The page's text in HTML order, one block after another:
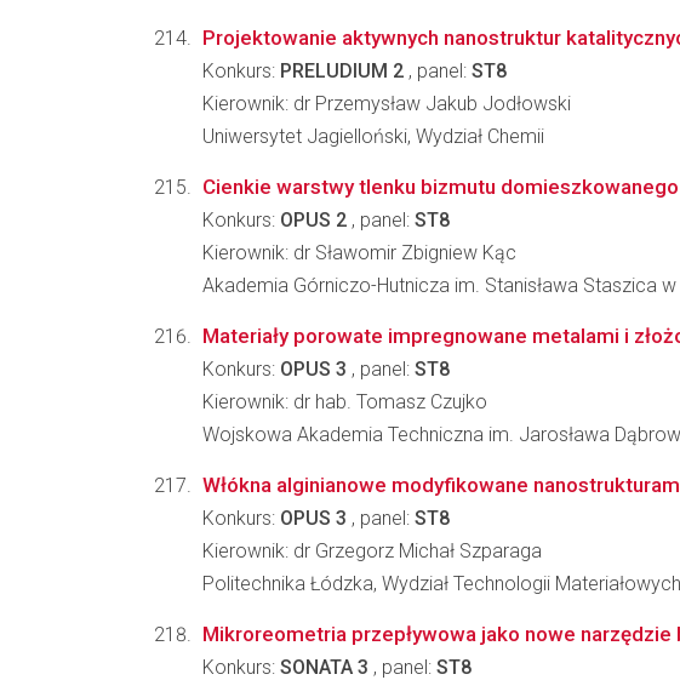
Projektowanie aktywnych nanostruktur
Konkurs: PRELUDIUM 2 , panel: ST8
Kierownik: dr Przemysław Jakub Jodłowski
Uniwersytet Jagielloński, Wydział Chemii
Cienkie warstwy tlenku bizmutu
Konkurs: OPUS 2 , panel: ST8
Kierownik: dr Sławomir Zbigniew Kąc
Akademia Górniczo-Hutnicza im. Stanisława Staszica
Materiały porowate impregnowane metalami i
Konkurs: OPUS 3 , panel: ST8
Kierownik: dr hab. Tomasz Czujko
Wojskowa Akademia Techniczna im. Jarosława
Włókna alginianowe modyfikowane
Konkurs: OPUS 3 , panel: ST8
Kierownik: dr Grzegorz Michał Szparaga
Politechnika Łódzka, Wydział Technologii
Mikroreometria przepływowa jako nowe
Konkurs: SONATA 3 , panel: ST8